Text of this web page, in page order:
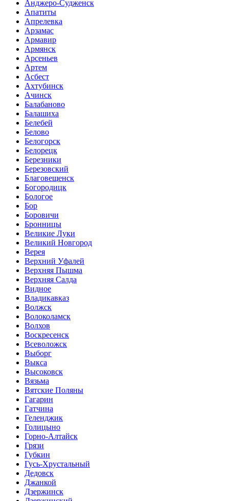
Анджеро-Судженск
Апатиты
Апрелевка
Арзамас
Армавир
Армянск
Арсеньев
Артем
Асбест
Ахтубинск
Ачинск
Балабаново
Балашиха
Белебей
Белово
Белогорск
Белорецк
Березники
Березовский
Благовещенск
Богородицк
Бологое
Бор
Боровичи
Бронницы
Великие Луки
Великий Новгород
Верея
Верхний Уфалей
Верхняя Пышма
Верхняя Салда
Видное
Владикавказ
Волжск
Волоколамск
Волхов
Воскресенск
Всеволожск
Выборг
Выкса
Высоковск
Вязьма
Вятские Поляны
Гагарин
Гатчина
Геленджик
Голицыно
Горно-Алтайск
Грязи
Губкин
Гусь-Хрустальный
Дедовск
Джанкой
Дзержинск